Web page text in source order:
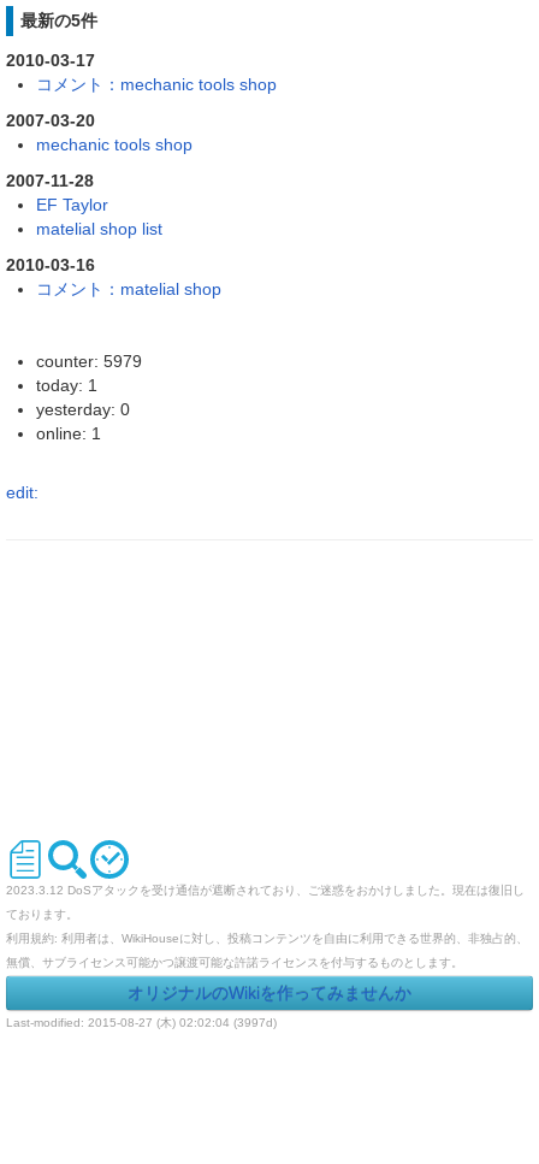
最新の5件
2010-03-17
コメント：mechanic tools shop
2007-03-20
mechanic tools shop
2007-11-28
EF Taylor
matelial shop list
2010-03-16
コメント：matelial shop
counter: 5979
today: 1
yesterday: 0
online: 1
edit:
2023.3.12 DoSアタックを受け通信が遮断されており、ご迷惑をおかけしました。現在は復旧し
ております。
利用規約: 利用者は、WikiHouseに対し、投稿コンテンツを自由に利用できる世界的、非独占的、
無償、サブライセンス可能かつ譲渡可能な許諾ライセンスを付与するものとします。
オリジナルのWikiを作ってみませんか
Last-modified: 2015-08-27 (木) 02:02:04 (3997d)